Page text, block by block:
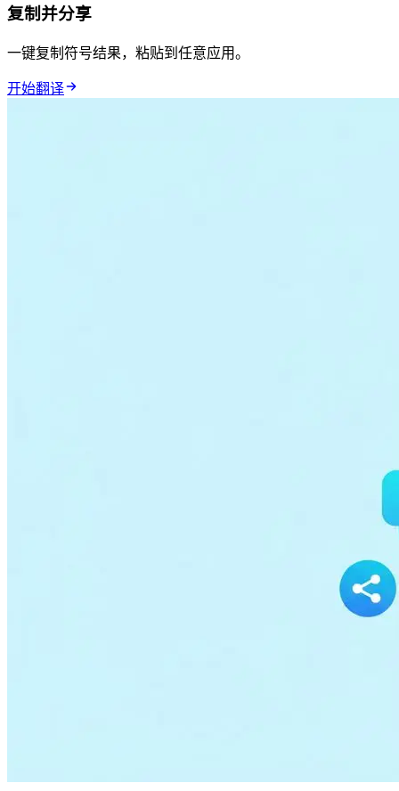
复制并分享
一键复制符号结果，粘贴到任意应用。
开始翻译